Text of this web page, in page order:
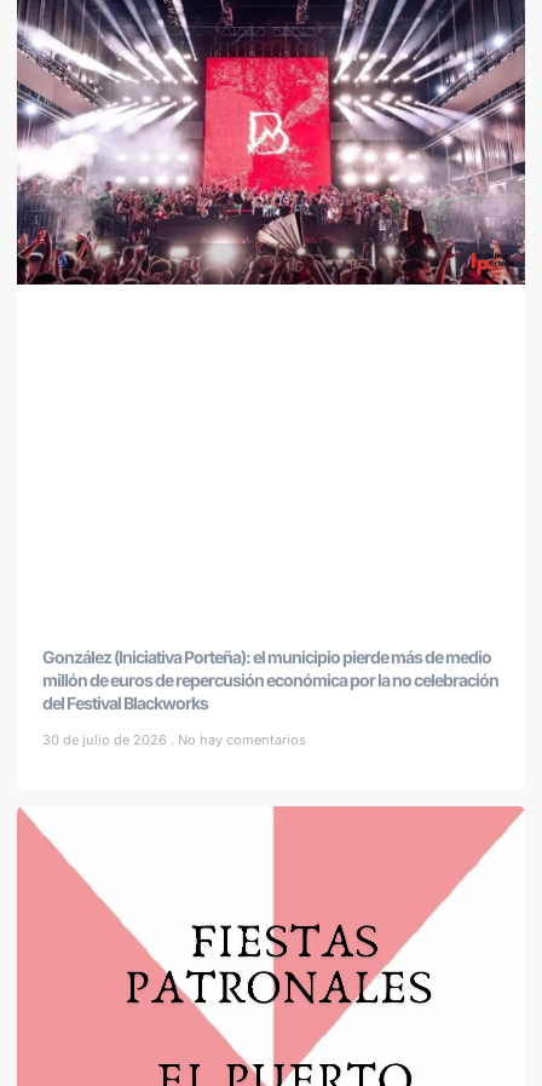
González (Iniciativa Porteña): el municipio pierde más de medio
millón de euros de repercusión económica por la no celebración
del Festival Blackworks
30 de julio de 2026 No hay comentarios